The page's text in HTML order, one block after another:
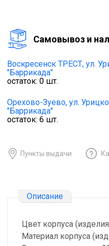
Cамовывоз и
Воскресенск ТРЕСТ, ул.
"Баррикада"
остаток: 0 шт.
Орехово-Зуево, ул.
"Баррикада"
остаток: 6 шт.
Пункты выдачи
Описание
Цвет корпуса
Материал корпуса